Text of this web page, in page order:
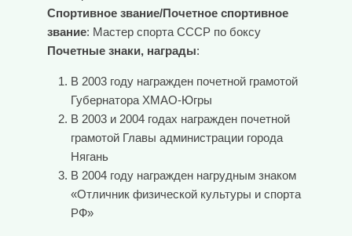
Спортивное звание/Почетное спортивное
звание: Мастер спорта СССР по боксу
Почетные знаки, награды:
В 2003 году награжден почетной грамотой
Губернатора ХМАО-Югры
В 2003 и 2004 годах награжден почетной
грамотой Главы администрации города
Нягань
В 2004 году награжден нагрудным знаком
«Отличник физической культуры и спорта
РФ»